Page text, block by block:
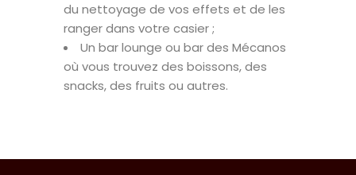
du nettoyage de vos effets et de les
ranger dans votre casier ;
Un bar lounge ou bar des Mécanos
où vous trouvez des boissons, des
snacks, des fruits ou autres.